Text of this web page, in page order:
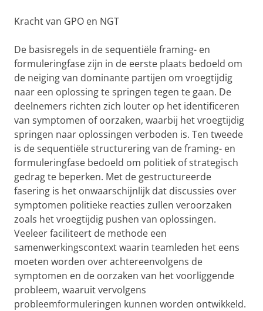
Kracht van GPO en NGT
De basisregels in de sequentiële framing- en
formuleringfase zijn in de eerste plaats bedoeld om
de neiging van dominante partijen om vroegtijdig
naar een oplossing te springen tegen te gaan. De
deelnemers richten zich louter op het identificeren
van symptomen of oorzaken, waarbij het vroegtijdig
springen naar oplossingen verboden is. Ten tweede
is de sequentiële structurering van de framing- en
formuleringfase bedoeld om politiek of strategisch
gedrag te beperken. Met de gestructureerde
fasering is het onwaarschijnlijk dat discussies over
symptomen politieke reacties zullen veroorzaken
zoals het vroegtijdig pushen van oplossingen.
Veeleer faciliteert de methode een
samenwerkingscontext waarin teamleden het eens
moeten worden over achtereenvolgens de
symptomen en de oorzaken van het voorliggende
probleem, waaruit vervolgens
probleemformuleringen kunnen worden ontwikkeld.